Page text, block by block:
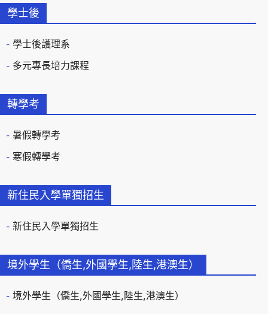
學士後
學士後護理系
多元專長培力課程
轉學考
暑假轉學考
寒假轉學考
新住民入學單獨招生
新住民入學單獨招生
境外學生（僑生,外國學生,陸生,港澳生）
境外學生（僑生,外國學生,陸生,港澳生）